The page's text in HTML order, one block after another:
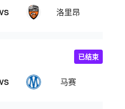
洛里昂
马赛
已结束